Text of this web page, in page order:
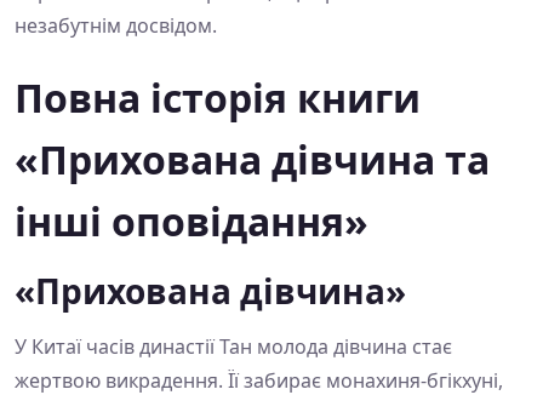
незабутнім досвідом.
Повна історія книги
«Прихована дівчина та
інші оповідання»
«Прихована дівчина»
У Китаї часів династії Тан молода дівчина стає
жертвою викрадення. Її забирає монахиня-бгікхуні,